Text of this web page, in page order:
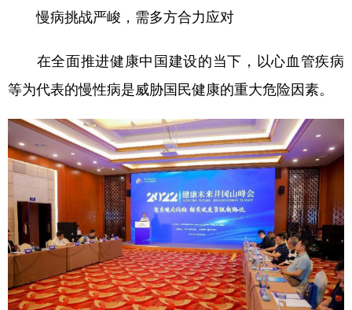
地方频道
山东 河南 湖北 湖南
广东 广西 海南 重庆
四川 贵州 云南 西藏
陕西 甘肃 青海 宁夏
新疆 内蒙古 黑龙江
慢病挑战严峻，需多方合力应对
在全面推进健康中国建设的当下，以心血管疾病
等为代表的慢性病是威胁国民健康的重大危险因素。